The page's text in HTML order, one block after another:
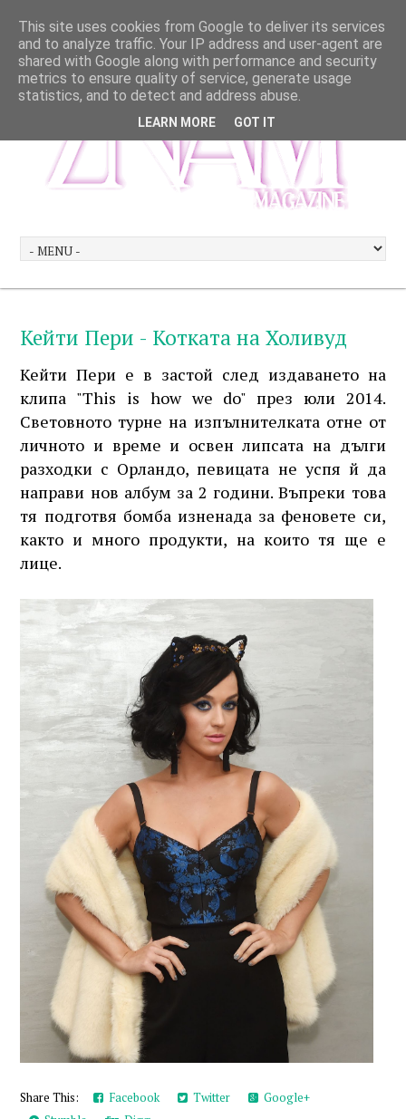
Кейти Пери - Котката на Холивуд
Кейти Пери е в застой след издаването на
клипа "This is how we do" през юли 2014.
Световното турне на изпълнителката отне от
личното и време и освен липсата на дълги
разходки с Орландо, певицата не успя й да
направи нов албум за 2 години. Въпреки това
тя подготвя бомба изненада за феновете си,
както и много продукти, на които тя ще е
лице.
Share This: Facebook Twitter
Google+
This site uses cookies from Google to deliver its services
and to analyze traffic. Your IP address and user-agent are
shared with Google along with performance and security
metrics to ensure quality of service, generate usage
statistics, and to detect and address abuse.
LEARN MORE GOT IT